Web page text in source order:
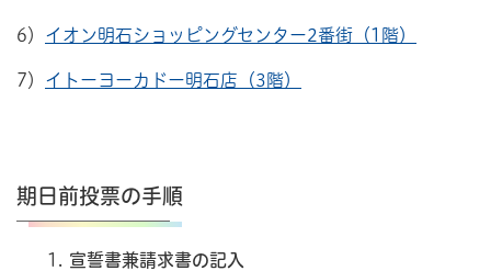
6） イオン明石ショッピングセンター2番街（1階）
7） イトーヨーカドー明石店（3階）
期日前投票の手順
宣誓書兼請求書の記入